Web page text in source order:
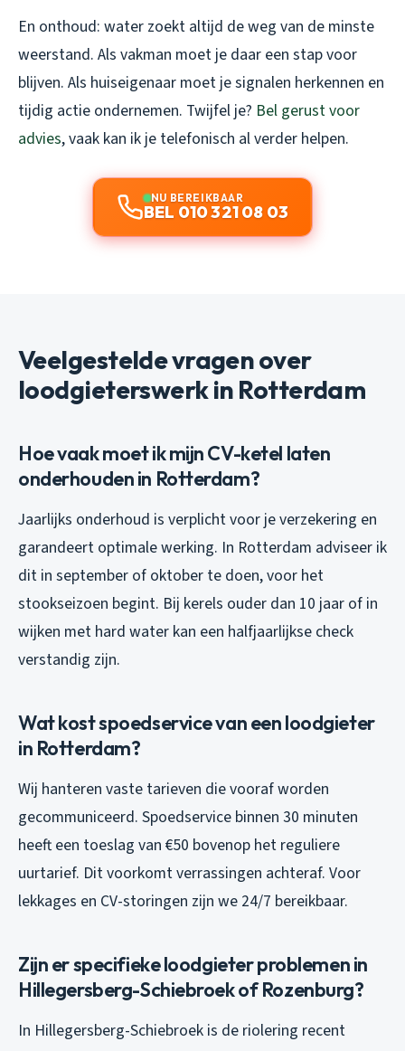
En onthoud: water zoekt altijd de weg van de minste
weerstand. Als vakman moet je daar een stap voor
blijven. Als huiseigenaar moet je signalen herkennen en
tijdig actie ondernemen. Twijfel je? Bel gerust voor
advies, vaak kan ik je telefonisch al verder helpen.
NU BEREIKBAAR
BEL 010 321 08 03
Veelgestelde vragen over
loodgieterswerk in Rotterdam
Hoe vaak moet ik mijn CV-ketel laten
onderhouden in Rotterdam?
Jaarlijks onderhoud is verplicht voor je verzekering en
garandeert optimale werking. In Rotterdam adviseer ik
dit in september of oktober te doen, voor het
stookseizoen begint. Bij kerels ouder dan 10 jaar of in
wijken met hard water kan een halfjaarlijkse check
verstandig zijn.
Wat kost spoedservice van een loodgieter
in Rotterdam?
Wij hanteren vaste tarieven die vooraf worden
gecommuniceerd. Spoedservice binnen 30 minuten
heeft een toeslag van €50 bovenop het reguliere
uurtarief. Dit voorkomt verrassingen achteraf. Voor
lekkages en CV-storingen zijn we 24/7 bereikbaar.
Zijn er specifieke loodgieter problemen in
Hillegersberg-Schiebroek of Rozenburg?
In Hillegersberg-Schiebroek is de riolering recent